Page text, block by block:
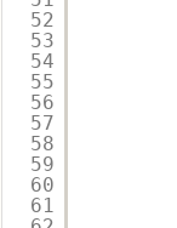
52
53
54
55
56
57
58
59
60
61